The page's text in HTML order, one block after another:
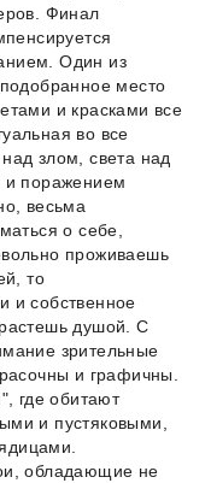
Финал
Один из
место
и красками все
во все
злом, света над
и поражением
весьма
о себе,
проживаешь
то
и собственное
душой. С
зрительные
и графичны.
где обитают
и пустяковыми,
обладающие не